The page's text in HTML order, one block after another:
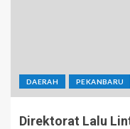
DAERAH PEKANBARU
Direktorat Lalu